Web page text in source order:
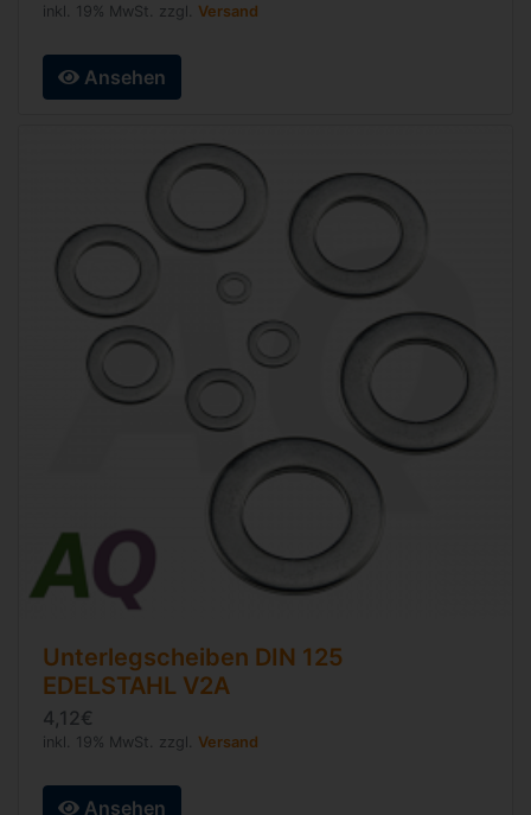
inkl. 19% MwSt. zzgl. Versand
Ansehen
Unterlegscheiben DIN 125
EDELSTAHL V2A
4,12€
inkl. 19% MwSt. zzgl. Versand
Ansehen